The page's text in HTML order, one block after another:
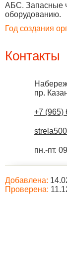
АБС. Запасные
оборудованию.
Год создания
Контакты
пр.
+7 (965)
пн.-пт.
Добавлена:
Проверена: